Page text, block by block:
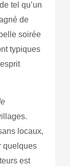
tel qu’un
de
soirée
typiques
locaux,
quelques
est